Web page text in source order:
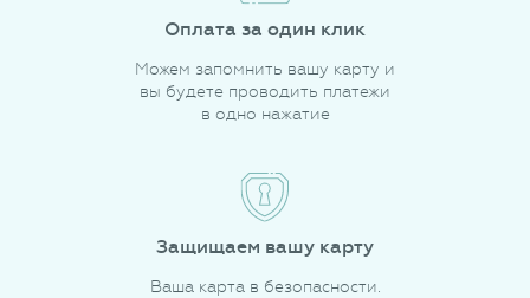
Оплата за один клик
Можем запомнить вашу карту и
вы будете проводить платежи
в одно нажатие
Защищаем вашу карту
Ваша карта в безопасности.